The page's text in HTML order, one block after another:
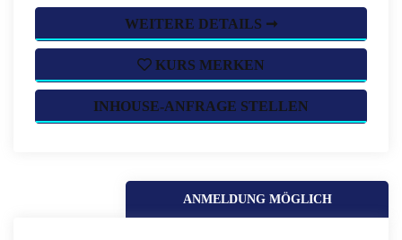
WEITERE DETAILS ➞
KURS MERKEN
INHOUSE-ANFRAGE STELLEN
ANMELDUNG MÖGLICH